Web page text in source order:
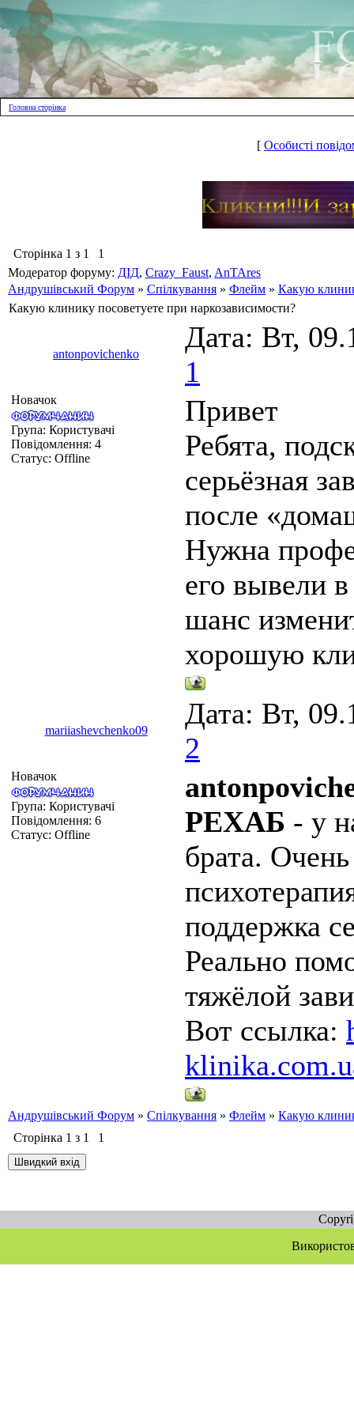
Головна сторінка
[ Особисті
Сторінка 1 з 1
1
Модератор форуму: ДІД, Crazy_Faust, AnTAres
Андрушівський Форум » Спілкування » Флейм » Какую
Какую клинику посоветуете при наркозависимости?
antonpovichenko
Дата: Вт,
1
Новачок
Група: Користувачі
Повідомлення: 4
Статус: Offline
Привет
Ребята,
серьёзная
после
Нужна
его вывели
шанс
хорошую
mariiashevchenko09
Дата: Вт,
2
Новачок
Група: Користувачі
Повідомлення: 6
Статус: Offline
РЕХАБ - у
брата.
поддержка
Реально
тяжёлой
Вот ссылка:
Андрушівський Форум » Спілкування » Флейм » Какую
Сторінка 1 з 1 1